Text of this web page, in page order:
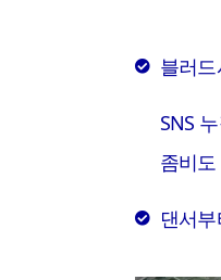
블러
SNS
좀비
댄서